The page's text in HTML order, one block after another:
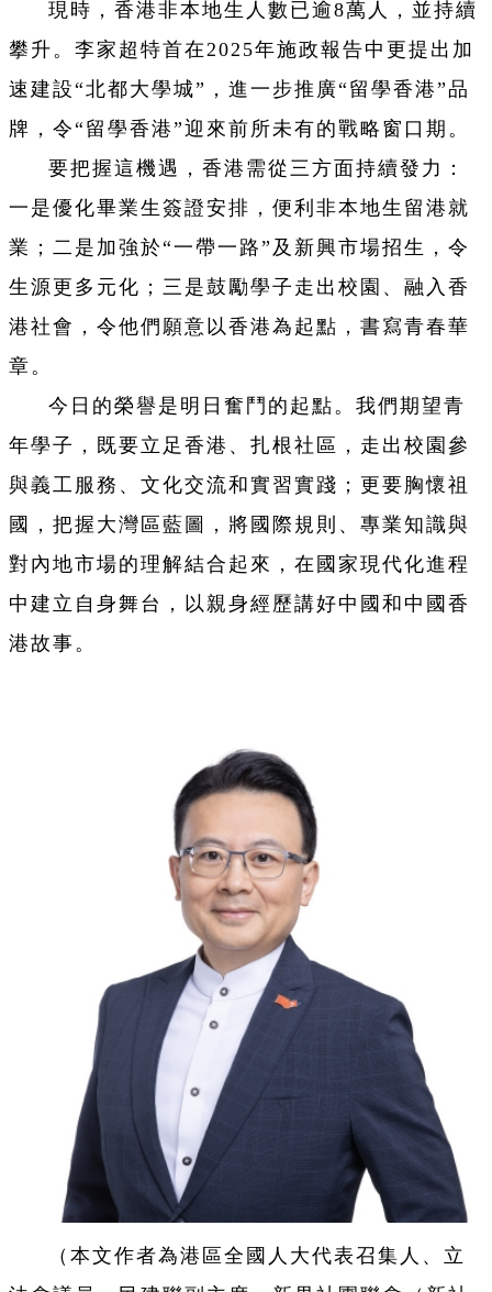
現時，香港非本地生人數已逾8萬人，並持續
攀升。李家超特首在2025年施政報告中更提出加
速建設“北都大學城”，進一步推廣“留學香港”品
牌，令“留學香港”迎來前所未有的戰略窗口期。
要把握這機遇，香港需從三方面持續發力：
一是優化畢業生簽證安排，便利非本地生留港就
業；二是加強於“一帶一路”及新興市場招生，令
生源更多元化；三是鼓勵學子走出校園、融入香
港社會，令他們願意以香港為起點，書寫青春華
章。
今日的榮譽是明日奮鬥的起點。我們期望青
年學子，既要立足香港、扎根社區，走出校園參
與義工服務、文化交流和實習實踐；更要胸懷祖
國，把握大灣區藍圖，將國際規則、專業知識與
對內地市場的理解結合起來，在國家現代化進程
中建立自身舞台，以親身經歷講好中國和中國香
港故事。
（本文作者為港區全國人大代表召集人、立